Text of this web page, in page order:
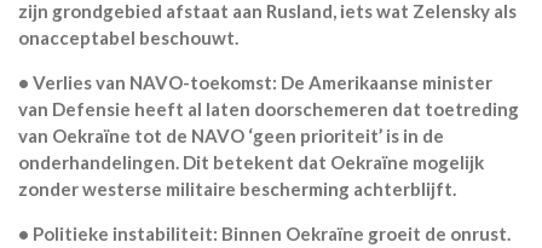
zijn grondgebied afstaat aan Rusland, iets wat Zelensky als
onacceptabel beschouwt.
• Verlies van NAVO-toekomst: De Amerikaanse minister
van Defensie heeft al laten doorschemeren dat toetreding
van Oekraïne tot de NAVO ‘geen prioriteit’ is in de
onderhandelingen. Dit betekent dat Oekraïne mogelijk
zonder westerse militaire bescherming achterblijft.
• Politieke instabiliteit: Binnen Oekraïne groeit de onrust.